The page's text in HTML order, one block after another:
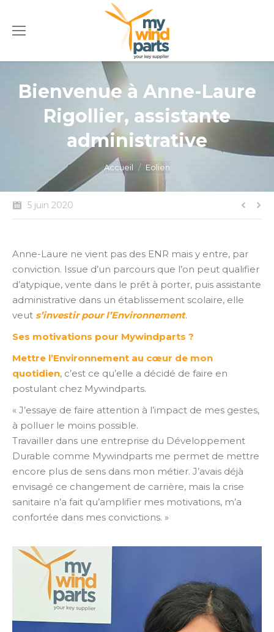
Bienvenue à Anne-Laure
Rigollier, assistante
administrative
Vous êtes ici : Accueil Eolien
5 juin 2020
Anne-Laure ne vient pas des ENR mais y entre, par
conviction. Issue d’un parcours que l’on peut qualifier
d’atypique, vente dans le prêt à porter, puis assistante
administrative dans un établissement scolaire, elle
veut s’investir pour l’Environnement.
Ses motivations pour Mywindparts ?
Mettre l’Environnement au cœur de mon
quotidien, c’est ce qu’elle a décidé de faire en
postulant chez Mywindparts.
« J’essaye de faire attention à l’impact de mes gestes,
à polluer le moins possible.
Travailler dans une entreprise du Développement
Durable comme Mywindparts me permet de mettre
encore plus de sens dans mon métier. J’avais déjà
envisagé ce changement de carrière, mais la crise
sanitaire n’a fait qu’amplifier mes motivations, m’a
confortée dans mes convictions. »